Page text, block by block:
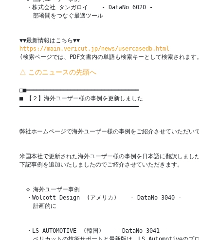
  ・株式会社 タンガロイ    - DataNo 6020 -
    部署間をつなぐ最適ツール
https://main.vericut.jp/news/usercasedb.html
(検索ページでは、PDF文書内の単語も検索キーとして検索されます。）
△ このニュースの先頭へ
□■━━━━━━━━━━━━━━━━━━━━━━━━━━━━━━━━━
■ 【２】海外ユーザー様の事例を更新しました
━━━━━━━━━━━━━━━━━━━━━━━━━━━━━━━━━━━
弊社ホームページで海外ユーザー様の事例をご紹介させていただいており
米国本社で更新された海外ユーザー様の事例を日本語に翻訳しました。
下記事例を追加いたしましたのでご紹介させていただきます。
  ◇ 海外ユーザー事例
  ・Wolcott Design  (アメリカ)    - DataNo 3040 -
    計画的に
  ・LS AUTOMOTIVE  (韓国)    - DataNo 3041 -